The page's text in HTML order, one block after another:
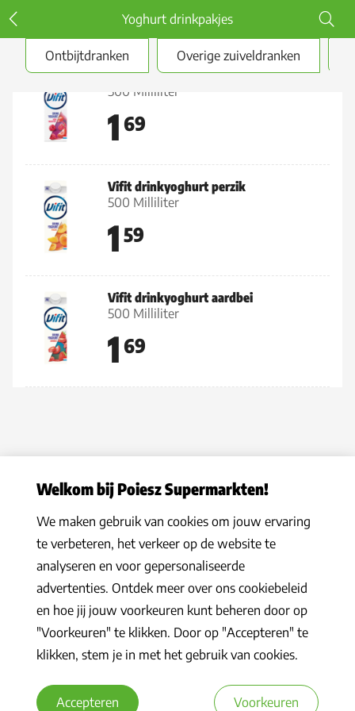
Yoghurt drinkpakjes
Ontbijtdranken Overige zuiveldranken
Vifit drinkyoghurt rode vrucht
500 Milliliter
1 69
Vifit drinkyoghurt perzik
500 Milliliter
1 59
Vifit drinkyoghurt aardbei
500 Milliliter
1 69
Privacy statement|Algemene voorwaarden |Hoe werkt het |
Veelgestelde vragen|Cookies
© 2026 Poiesz Supermarkten B.V. Alle rechten voorbehouden
Welkom bij Poiesz Supermarkten!
We maken gebruik van cookies om jouw ervaring
te verbeteren, het verkeer op de website te
analyseren en voor gepersonaliseerde
advertenties. Ontdek meer over ons cookiebeleid
en hoe jij jouw voorkeuren kunt beheren door op
"Voorkeuren" te klikken. Door op "Accepteren" te
klikken, stem je in met het gebruik van cookies.
Accepteren Voorkeuren